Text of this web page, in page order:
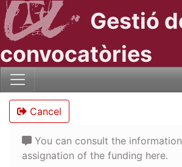
Gestió
convocatòries
Cancel
You can consult the
assignation of the funding here.